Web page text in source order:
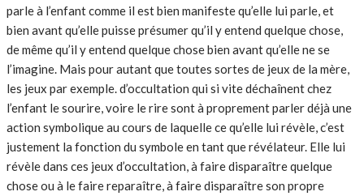
parle à l’enfant comme il est bien manifeste qu’elle lui parle, et
bien avant qu’elle puisse présumer qu’il y entend quelque chose,
de même qu’il y entend quelque chose bien avant qu’elle ne se
l’imagine. Mais pour autant que toutes sortes de jeux de la mère,
les jeux par exemple. d’occultation qui si vite déchaînent chez
l’enfant le sourire, voire le rire sont à proprement parler déjà une
action symbolique au cours de laquelle ce qu’elle lui révèle, c’est
justement la fonction du symbole en tant que révélateur. Elle lui
révèle dans ces jeux d’occultation, à faire disparaître quelque
chose ou à le faire reparaître, à faire disparaître son propre